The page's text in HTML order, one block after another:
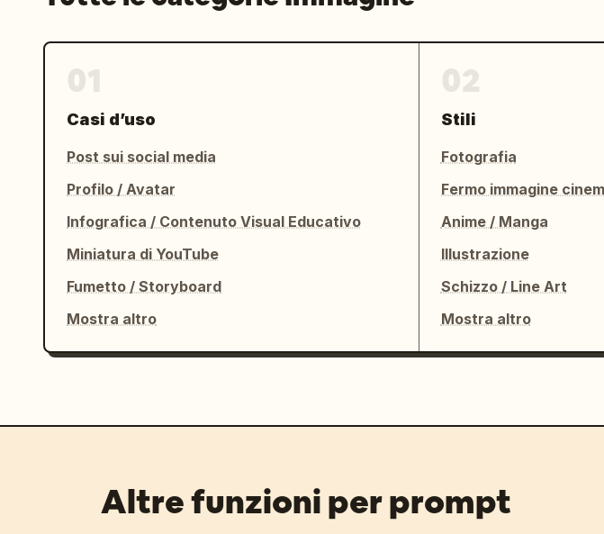
Casi d’uso
Post sui social media
Profilo / Avatar
Infografica / Contenuto Visual Educativo
Miniatura di YouTube
Fumetto / Storyboard
Mostra altro
Stili
Fotografia
Anime / Manga
Illustrazione
Schizzo / Line Art
Mostra altro
Altre funzioni per prompt